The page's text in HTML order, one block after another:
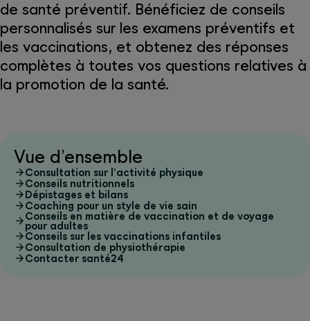
de santé préventif. Bénéficiez de conseils
personnalisés sur les examens préventifs et
les vaccinations, et obtenez des réponses
complètes à toutes vos questions relatives à
la promotion de la santé.
Vue d’ensemble
Consultation sur l’activité physique
Conseils nutritionnels
Dépistages et bilans
Coaching pour un style de vie sain
Conseils en matière de vaccination et de voyage
pour adultes
Conseils sur les vaccinations infantiles
Consultation de physiothérapie
Contacter santé24